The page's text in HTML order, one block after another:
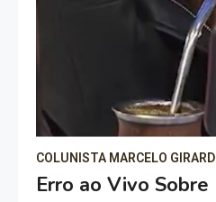
COLUNISTA MARCELO GIRARD
Erro ao Vivo